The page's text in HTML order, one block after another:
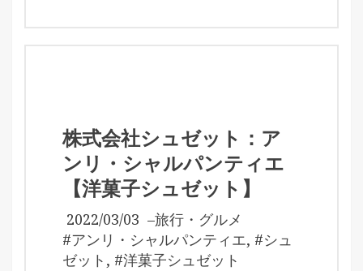
株式会社シュゼット：ア
ンリ・シャルパンティエ
【洋菓子シュゼット】
2022/03/03 –旅行・グルメ
#アンリ・シャルパンティエ, #シュ
ゼット , #洋菓子シュゼット